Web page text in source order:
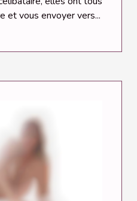
et vous envoyer vers...